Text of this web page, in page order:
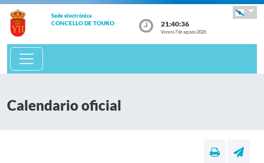
Sede electrónica
CONCELLO DE TOURO 21:40:36
Venres 7 de agosto 2026
Calendario oficial